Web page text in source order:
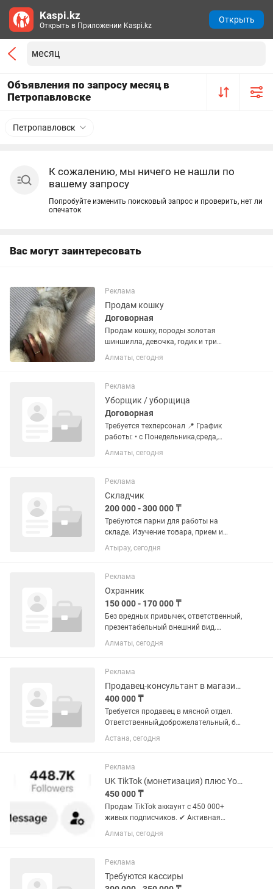
Объявления по запросу месяц в
Петропавловске
Петропавловск
К сожалению, мы ничего не нашли по
вашему запросу
Попробуйте изменить поисковый запрос и проверить, нет ли
опечаток
Вас могут заинтересовать
Реклама
Продам кошку
Договорная
Продам кошку, породы золотая
шиншилла, девочка, годик и три
месяца, паспорт есть, все возможные
мед осмотры прививки прошла,
😰
Алматы, сегодня
Реклама
Уборщик / уборщица
Договорная
Требуется техперсонал 📍 График
работы: • с Понедельника,среда,
пятница: с 15:00 до 22:00 • Суббота: с
10:00 до 20:00 💰 Оплата: • 12.000
чистоты и порядка в...
Алматы, сегодня
Реклама
Складчик
200 000 - 300 000 ₸
Требуются парни для работы на
складе. Изучение товара, прием и
отгрузка товара, выдача товара по
накладным, поддержание порядка на
Атырау, сегодня
Реклама
Охранник
150 000 - 170 000 ₸
Без вредных привычек, ответственный,
презентабельный внешний вид.
Официальное трудоустройство, сутки
через двое, есть подработка
Алматы, сегодня
Реклама
Продавец-консультант в магазине
400 000 ₸
Требуется продавец в мясной отдел.
Ответственный,доброжелательный, без
вредных привычек. График 6/1.
Астана, сегодня
Реклама
UK TikTok (монетизация) плюс Youtube 170k
450 000 ₸
Продам TikTok аккаунт с 450 000+
живых подписчиков. ✔ Активная
монетизация. ✔ Тематика: AI-
развлекательный контент. ✔
✔ Максимальный доход составлял
$1978 за...
Алматы, сегодня
Реклама
Требуются кассиры
Kaspi.kz
Открыть в Приложении Kaspi.kz
Открыть